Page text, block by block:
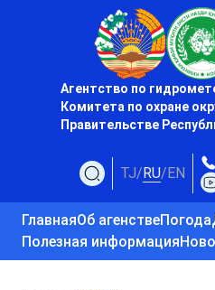
Агентство по
Комитета по охране
Правительстве
TJ/RU/EN
ГлавнаяОб агенствеПогода
Полезная информация